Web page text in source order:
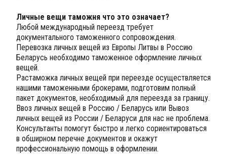
Личные вещи таможня что это означает?
Любой международный переезд требует
документального таможенного сопровождения.
Перевозка личных вещей из Европы Литвы в Россию
Беларусь необходимо таможенное оформление личных
вещей.
Растаможка личных вещей при переезде осуществляется
нашими таможенными брокерами, подготовим полный
пакет документов, необходимый для переезда за границу.
Ввоз личных вещей в Россию / Беларусь или Вывоз
личных вещей из России / Беларуси для нас не проблема.
Консультанты помогут быстро и легко сориентироваться
в обширном перечне документов и окажут
профессиональную помощь в оформлении.